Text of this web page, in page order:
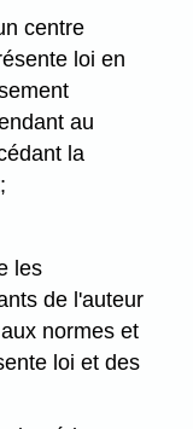
centre
loi en
au
la
les
de l'auteur
normes et
loi et des